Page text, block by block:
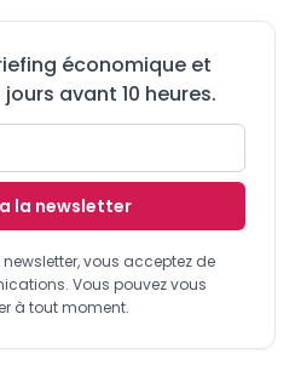
économique et
avant 10 heures.
la newsletter
vous acceptez de
Vous pouvez vous
à tout moment.